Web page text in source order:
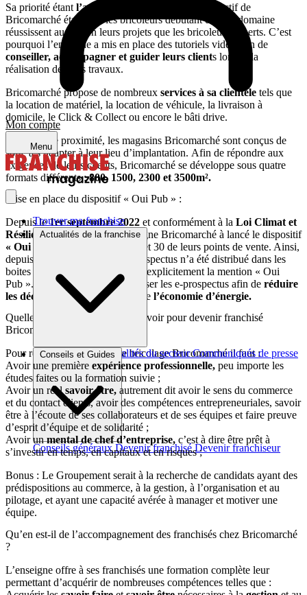
Mon compte
Menu
Trouver ma franchise
Actualités de la franchise
Brèves et actus Actualités du secteur Communiqués de presse
Interviews
Conseils et Guides
Conseils généraux Devenir franchisé Devenir franchiseur
Sa priorité étant l’accompagnement client.
L’objectif de
Bricomarché étant que les bricoleurs débutant dans le domaine
réussissent aussi bien leurs projets que les bricoleurs experts. C’est
pourquoi l’enseigne a mis en place des tutoriels vidéo afin de
conseiller, accompagner et guider leurs clients lors de la
réalisation de leurs travaux.
Bricomarché propose de nombreux services à sa clientèle tels que
la location de matériel, la location de véhicule, la livraison à
domicile, le Click & Collect ou encore le bâti drive.
Enseigne de proximité, les magasins Bricomarché sont conçus de
sorte à s’adapter à leur lieu d’implantation. Afin de répondre aux
exigences de leurs clients, Bricomarché se développe sous quatre
formats différents :800, 1500, 2300 et 3500m².
Mise en place du dispositif « Oui Pub » :
Depuis le1er septembre 2022 et conformément à la Loi Climat et
Résilience d’août 2021,l’enseigne Bricomarché à lancé le dispositif
« Oui Pub »
dans 13 territoires et 30 de leurs points de vente. Ainsi,
depuis cette date, plus aucun prospectus n’a été distribué dans les
boites aux lettres n’affichant pas explicitement la mention « Oui
Pub ». L’objectif étant de favoriser les e-prospectus afin de réduire
les déchets
et opérer en faveur de l’économie d’énergie.
Quelles sont les compétences à avoir pour devenir franchisé
Bricomarché ?
Pour rejoindre l’enseigne de bricolage Bricomarché il faut :
Avoir une première expérience professionnelle, peu importe les
études faites ou la formation suivie ;
Avoir un réelsavoir-être, autrement dit avoir le sens du commerce
et du contact clients, avoir des compétences entrepreneuriales, savoir
être à l’écoute de ses collaborateurs et de ses équipes et faire preuve
d’esprit d’équipe et de solidarité ;
Avoir unmental de chef d’entreprise, c’est à dire être prêt à
s’investir en temps, en capitaux et en risques ;
Bonus : Le Groupement serait à la recherche de candidats ayant des
prédispositions au commerce, à la gestion, à l’organisation et au
pilotage, et ayant une capacité avérée à manager et motiver une
équipe.
Qu’en est-il de l’accompagnement des franchisés chez Bricomarché
?
L’enseigne offre à ses franchisés une formation complète leur
permettant d’acquérir de nombreuses compétences telles que :